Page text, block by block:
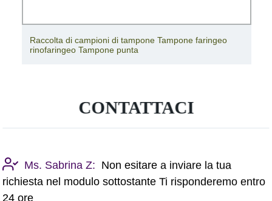
Raccolta di campioni di tampone Tampone faringeo
rinofaringeo Tampone punta
CONTATTACI
Ms. Sabrina Z: Non esitare a inviare la tua
richiesta nel modulo sottostante Ti risponderemo entro
24 ore